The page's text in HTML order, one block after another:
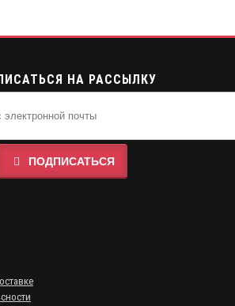
НА РАССЫЛКУ
ПОДПИСАТЬСЯ